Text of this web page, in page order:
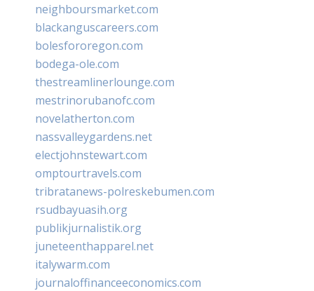
neighboursmarket.com
blackanguscareers.com
bolesfororegon.com
bodega-ole.com
thestreamlinerlounge.com
mestrinorubanofc.com
novelatherton.com
nassvalleygardens.net
electjohnstewart.com
omptourtravels.com
tribratanews-polreskebumen.com
rsudbayuasih.org
publikjurnalistik.org
juneteenthapparel.net
italywarm.com
journaloffinanceeconomics.com